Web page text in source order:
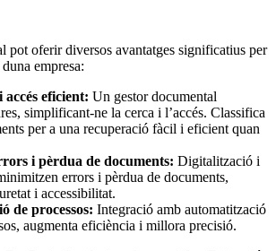
pot oferir diversos avantatges significatius per
empresa:
eficient: Un gestor documental
simplificant-ne la cerca i l’accés. Classifica
per a una recuperació fàcil i eficient quan
i pèrdua de documents: Digitalització i
errors i pèrdua de documents,
i accessibilitat.
de processos: Integració amb automatització
augmenta eficiència i millora precisió.